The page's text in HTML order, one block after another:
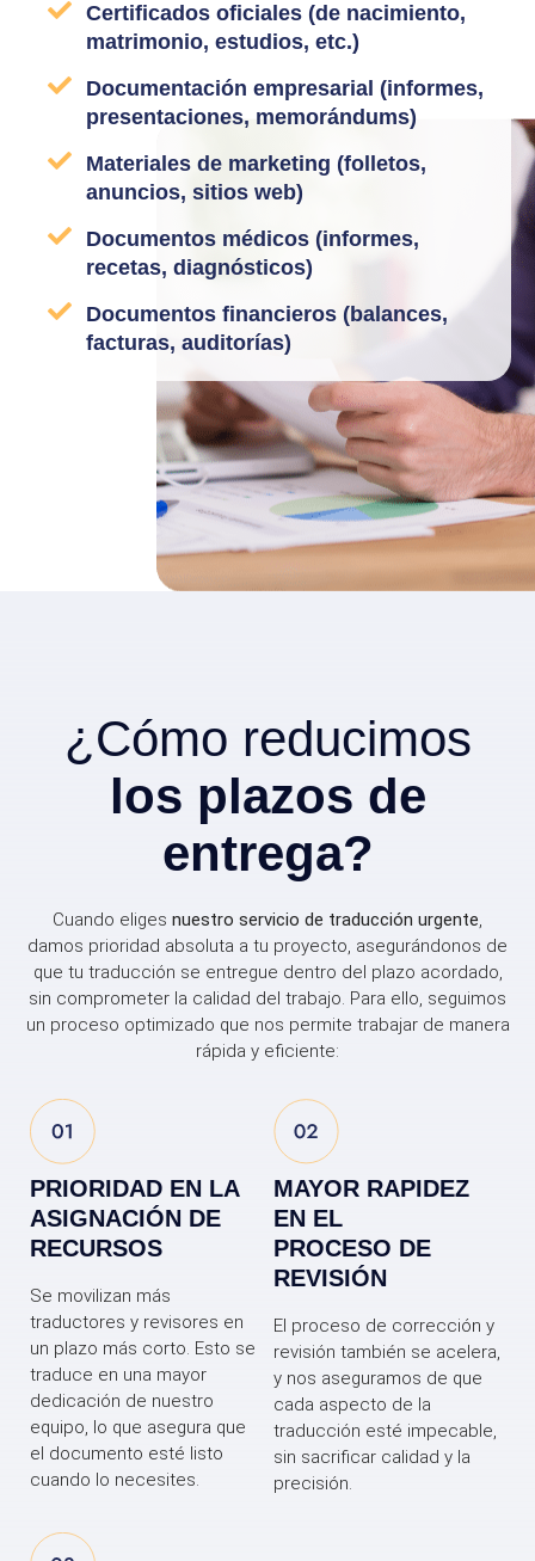
Certificados oficiales (de nacimiento,
matrimonio, estudios, etc.)
Documentación empresarial (informes,
presentaciones, memorándums)
Materiales de marketing (folletos,
anuncios, sitios web)
Documentos médicos (informes,
recetas, diagnósticos)
Documentos financieros (balances,
facturas, auditorías)
¿Cómo reducimos
los plazos de
entrega?
Cuando eliges nuestro servicio de traducción urgente,
damos prioridad absoluta a tu proyecto, asegurándonos de
que tu traducción se entregue dentro del plazo acordado,
sin comprometer la calidad del trabajo. Para ello, seguimos
un proceso optimizado que nos permite trabajar de manera
rápida y eficiente:
PRIORIDAD EN LA
ASIGNACIÓN DE
RECURSOS
Se movilizan más
traductores y revisores en
un plazo más corto. Esto se
traduce en una mayor
dedicación de nuestro
equipo, lo que asegura que
el documento esté listo
cuando lo necesites.
MAYOR RAPIDEZ
EN EL
PROCESO DE
REVISIÓN
El proceso de corrección y
revisión también se acelera,
y nos aseguramos de que
cada aspecto de la
traducción esté impecable,
sin sacrificar calidad y la
precisión.